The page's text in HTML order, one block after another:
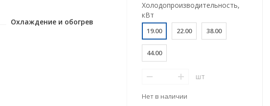
Охлаждение и обогрев
Холодопроизводительность,
кВт
19.00 22.00 38.00
44.00
шт
Нет в наличии